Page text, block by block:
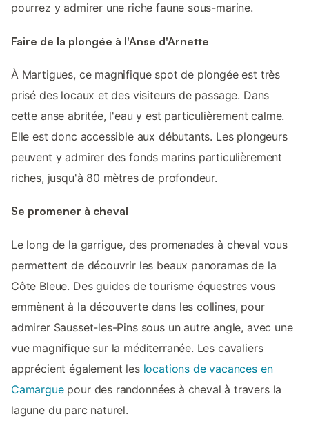
pourrez y admirer une riche faune sous-marine.
Faire de la plongée à l'Anse d'Arnette
À Martigues, ce magnifique spot de plongée est très
prisé des locaux et des visiteurs de passage. Dans
cette anse abritée, l'eau y est particulièrement calme.
Elle est donc accessible aux débutants. Les plongeurs
peuvent y admirer des fonds marins particulièrement
riches, jusqu'à 80 mètres de profondeur.
Se promener à cheval
Le long de la garrigue, des promenades à cheval vous
permettent de découvrir les beaux panoramas de la
Côte Bleue. Des guides de tourisme équestres vous
emmènent à la découverte dans les collines, pour
admirer Sausset-les-Pins sous un autre angle, avec une
vue magnifique sur la méditerranée. Les cavaliers
apprécient également les locations de vacances en
Camarguepour des randonnées à cheval à travers la
lagune du parc naturel.